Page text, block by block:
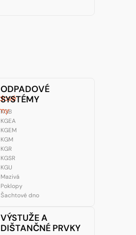
ODPADOVÉ
SYSTÉMY
KGB
KGEA
KGEM
KGM
KGR
KGSR
KGU
Mazivá
Poklopy
Šachtové dno
VÝSTUŽE A
DIŠTANČNÉ PRVKY